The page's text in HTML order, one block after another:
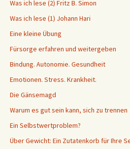
Was ich lese (2) Fritz B. Simon
Was ich lese (1) Johann Hari
Eine kleine Übung
Fürsorge erfahren und weitergeben
Bindung. Autonomie. Gesundheit
Emotionen. Stress. Krankheit.
Die Gänsemagd
Warum es gut sein kann, sich zu trennen
Ein Selbstwertproblem?
Über Gewicht: Ein Zutatenkorb für Ihre